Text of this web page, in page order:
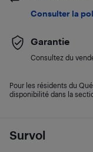
Survol
Consulter la
Garantie
Consultez du
Pour les résidents du
disponibilité dans la